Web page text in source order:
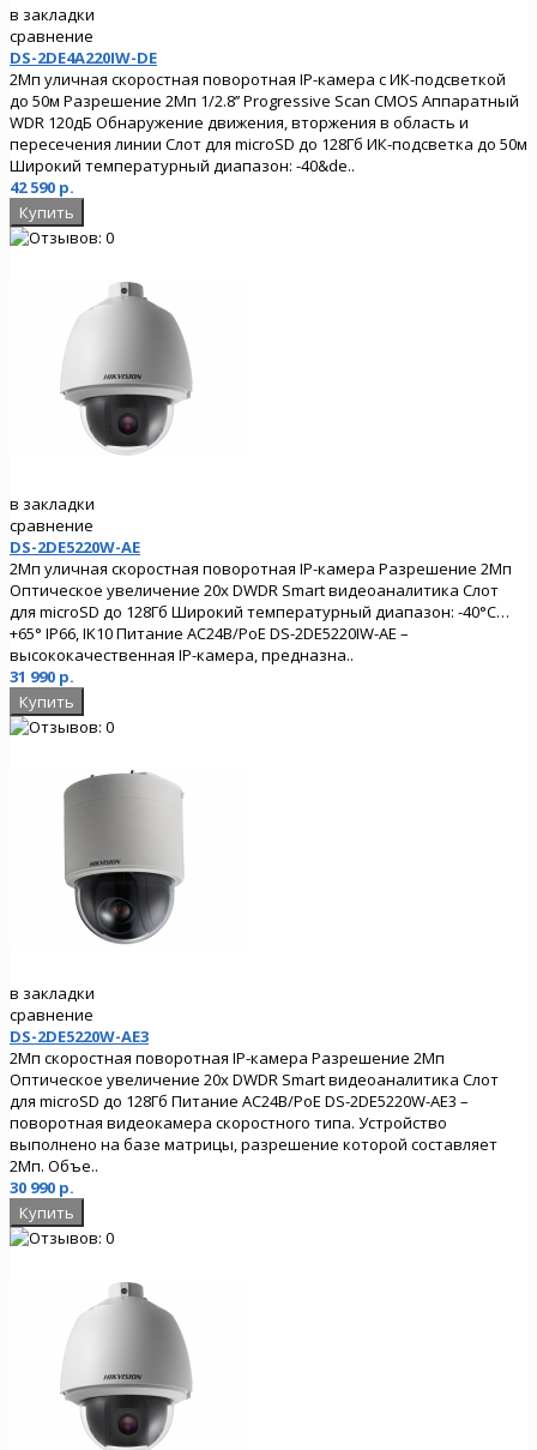
в закладки
сравнение
DS-2DE4A220IW-DE
2Мп уличная скоростная поворотная IP-камера с ИК-подсветкой
до 50м Разрешение 2Мп 1/2.8’’ Progressive Scan CMOS Аппаратный
WDR 120дБ Обнаружение движения, вторжения в область и
пересечения линии Слот для microSD до 128Гб ИК-подсветка до 50м
Широкий температурный диапазон: -40&de..
42 590 р.
в закладки
сравнение
DS-2DE5220W-AE
2Мп уличная скоростная поворотная IP-камера Разрешение 2Мп
Оптическое увеличение 20х DWDR Smart видеоаналитика Слот
для microSD до 128Гб Широкий температурный диапазон: -40°C…
+65° IP66, IK10 Питание AC24В/PoE DS-2DE5220IW-AE –
высококачественная IP-камера, предназна..
31 990 р.
в закладки
сравнение
DS-2DE5220W-AE3
2Мп скоростная поворотная IP-камера Разрешение 2Мп
Оптическое увеличение 20х DWDR Smart видеоаналитика Слот
для microSD до 128Гб Питание AC24В/PoE DS-2DE5220W-AE3 –
поворотная видеокамера скоростного типа. Устройство
выполнено на базе матрицы, разрешение которой составляет
2Мп. Объе..
30 990 р.